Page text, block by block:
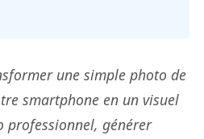
une simple photo de
smartphone en un visuel
professionnel, générer